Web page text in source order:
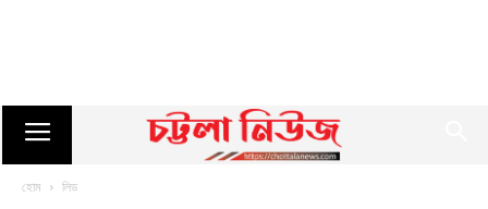
হোম লিড